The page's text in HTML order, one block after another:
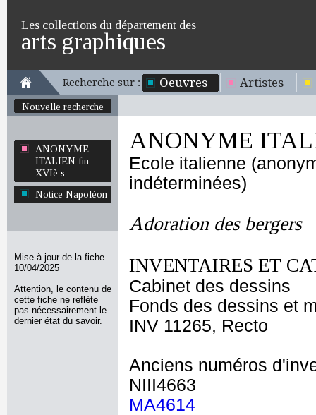
Les collections du département des
arts graphiques
Recherche sur : Oeuvres Artistes
Nouvelle recherche
ANONYME
ITALIEN fin
XVIè s
Notice Napoléon
Mise à jour de la fiche
10/04/2025
Attention, le contenu de
cette fiche ne reflète
pas nécessairement le
dernier état du savoir.
ANONYME
Ecole italienne
indéterminées)
Adoration des bergers
INVENTAIRES ET
Cabinet des dessins
Fonds des dessins et
INV 11265, Recto
Anciens numéros
NIII4663
MA4614